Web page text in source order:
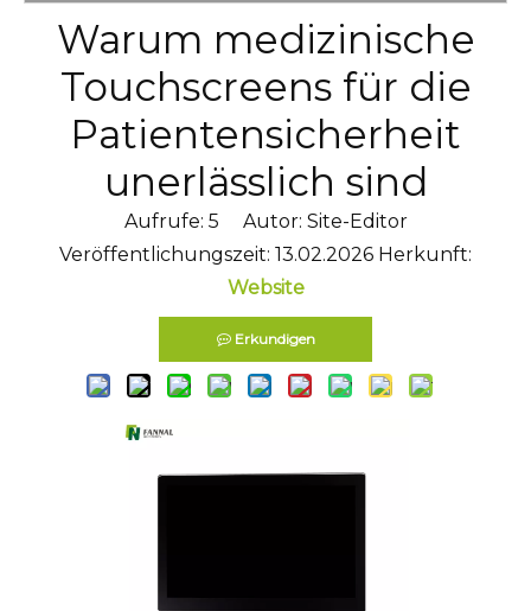
Warum medizinische
Touchscreens für die
Patientensicherheit
unerlässlich sind
Aufrufe: 5 Autor: Site-Editor
Veröffentlichungszeit: 13.02.2026 Herkunft:
Website
Erkundigen